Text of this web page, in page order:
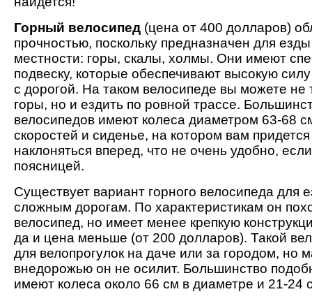
Горный велосипед (цена от 400 долларов)
прочностью, поскольку предназначен для
местности: горы, скалы, холмы. Они имеют
подвеску, которые обеспечивают высокую
с дорогой. На таком велосипеде вы можете не
горы, но и ездить по ровной трассе.
велосипедов имеют колеса диаметром 63-68
скоростей и сиденье, на котором вам
наклоняться вперед, что не очень удобно,
поясницей.
Существует вариант горного велосипеда для
сложным дорогам. По характеристикам он
велосипед, но имеет менее крепкую
да и цена меньше (от 200 долларов). Такой
для велопрогулок на даче или за городом, но
внедорожью он не осилит. Большинство
имеют колеса около 66 см в диаметре и 21-24